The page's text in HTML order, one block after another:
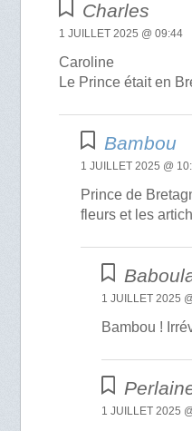
Charles
1 JUILLET 2025 @ 09:44
Caroline
Le Prince était en
Bambou
1 JUILLET 2025 @
Prince de
fleurs et les
1 JUILLET 2025
Bambou !
1 JUILLET 2025